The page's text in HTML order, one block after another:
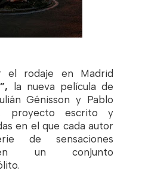
el rodaje en Madrid
la nueva película de
Génisson y Pablo
proyecto escrito y
en el que cada autor
de sensaciones
en un conjunto